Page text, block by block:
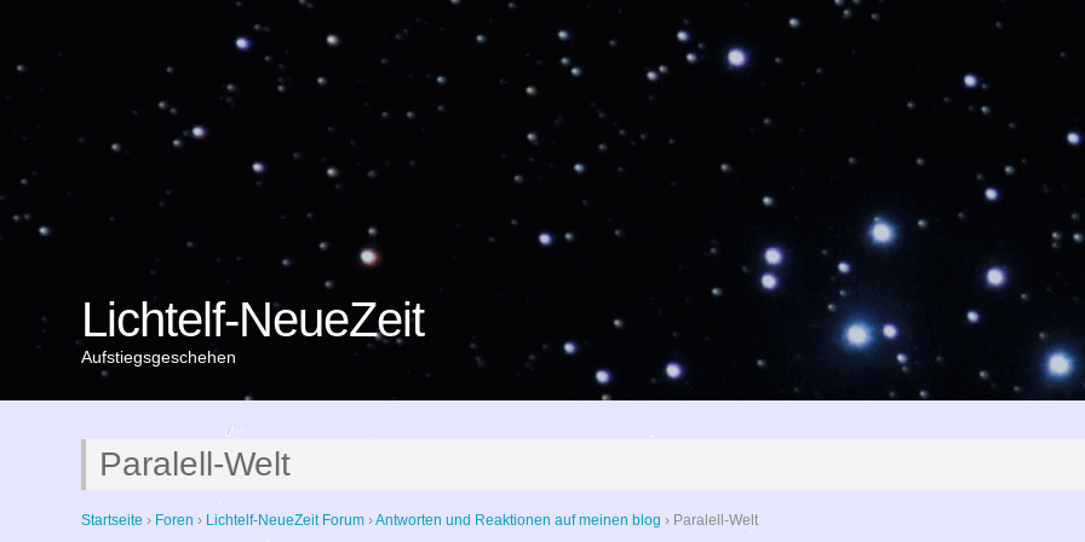
Lichtelf-NeueZeit
Aufstiegsgeschehen
Paralell-Welt
Startseite › Foren › Lichtelf-NeueZeit Forum ›Antworten und Reaktionen auf meinen blog › Paralell-Welt